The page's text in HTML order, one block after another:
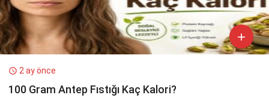

 2 ay önce
100 Gram Antep Fıstığı Kaç Kalori?